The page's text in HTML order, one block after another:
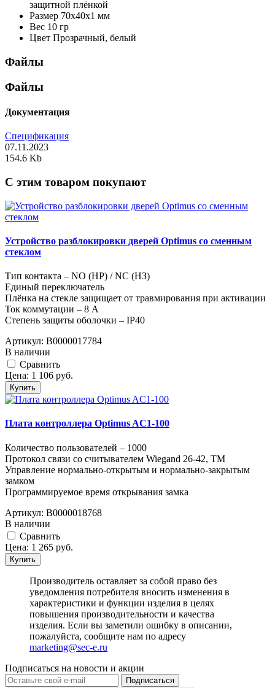
защитной плёнкой
Размер 70х40х1 мм
Вес 10 гр
Цвет Прозрачный, белый
Файлы
Файлы
Документация
Спецификация
07.11.2023
154.6 Kb
C этим товаром покупают
Устройство разблокировки дверей Optimus со сменным
стеклом
Тип контакта – NO (НР) / NC (НЗ)
Единый переключатель
Плёнка на стекле защищает от травмирования при активации
Ток коммутации – 8 А
Степень защиты оболочки – IP40
Артикул: В0000017784
В наличии
Cравнить
Цена: 1 106 руб.
Купить
Плата контроллера Optimus AC1-100
Количество пользователей – 1000
Протокол связи со считывателем Wiegand 26-42, TM
Управление нормально-открытым и нормально-закрытым
замком
Программируемое время открывания замка
Артикул: В0000018768
В наличии
Cравнить
Цена: 1 265 руб.
Купить
Производитель оставляет за собой право без
уведомления потребителя вносить изменения в
характеристики и функции изделия в целях
повышения производительности и качества
изделия. Если вы заметили ошибку в описании,
пожалуйста, сообщите нам по адресу
marketing@sec-e.ru
Подписаться на новости и акции
Подписаться